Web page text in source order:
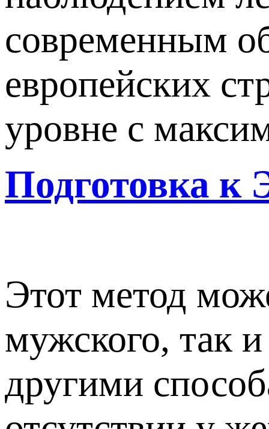
современным
европейских
уровне с
Подготовка к
Этот метод
мужского, так
другими